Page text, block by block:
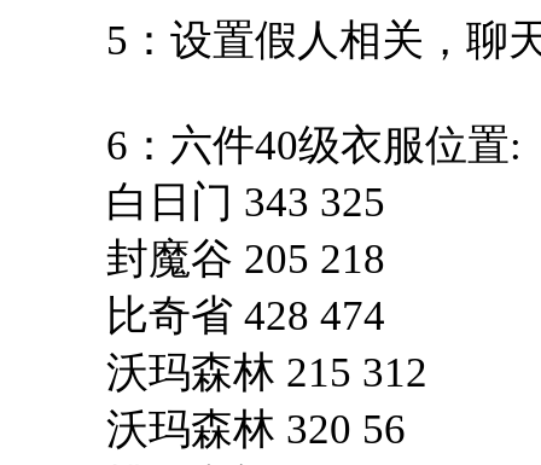
5：设置假人相关，聊
6：六件40级衣服位置:
白日门 343 325
封魔谷 205 218
比奇省 428 474
沃玛森林 215 312
沃玛森林 320 56